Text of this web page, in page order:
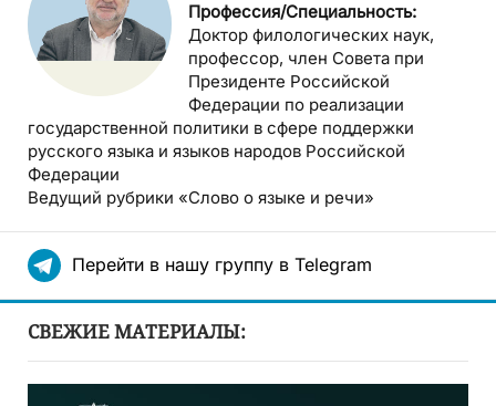
Профессия/Специальность:
Доктор филологических наук,
профессор, член Совета при
Президенте Российской
Федерации по реализации
государственной политики в сфере поддержки
русского языка и языков народов Российской
Федерации
Ведущий рубрики «Слово о языке и речи»
Перейти в нашу группу в Telegram
СВЕЖИЕ МАТЕРИАЛЫ: